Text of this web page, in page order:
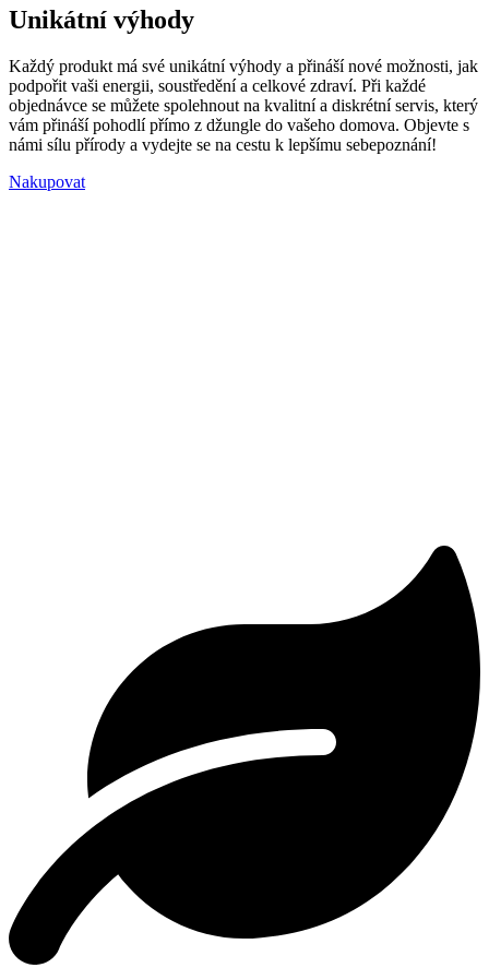
Unikátní výhody
Každý produkt má své unikátní výhody a přináší nové možnosti, jak
podpořit vaši energii, soustředění a celkové zdraví. Při každé
objednávce se můžete spolehnout na kvalitní a diskrétní servis, který
vám přináší pohodlí přímo z džungle do vašeho domova. Objevte s
námi sílu přírody a vydejte se na cestu k lepšímu sebepoznání!
Nakupovat